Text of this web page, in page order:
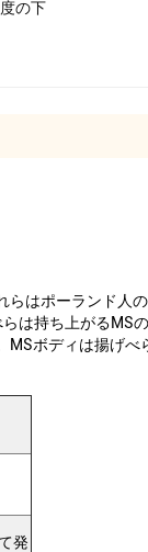
の下
はポーランド人
は持ち上がる
ボディは揚げ
発